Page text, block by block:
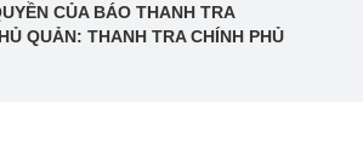
CỦA BÁO THANH TRA
QUẢN: THANH TRA CHÍNH PHỦ